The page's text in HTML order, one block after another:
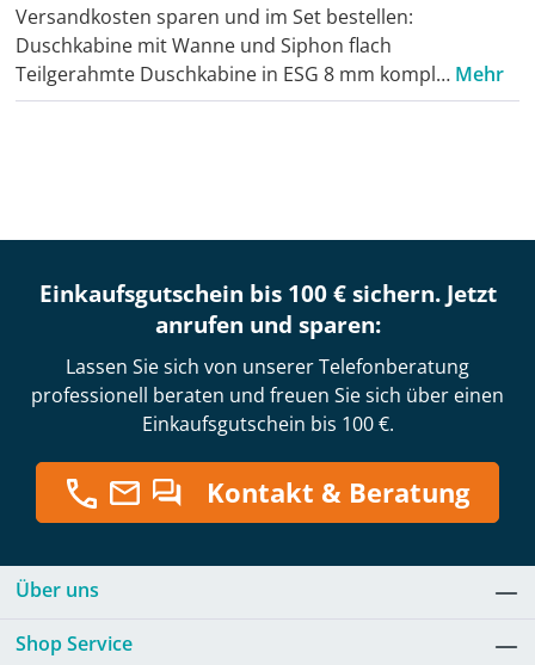
Versandkosten sparen und im Set bestellen:
Duschkabine mit Wanne und Siphon flach
Teilgerahmte Duschkabine in ESG 8 mm kompl… Mehr
Einkaufsgutschein bis 100 € sichern. Jetzt
anrufen und sparen:
Lassen Sie sich von unserer Telefonberatung
professionell beraten und freuen Sie sich über einen
Einkaufsgutschein bis 100 €.
Kontakt & Beratung
Über uns
Shop Service